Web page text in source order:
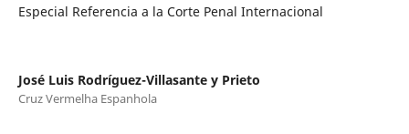
Especial Referencia a la Corte Penal Internacional
José Luis Rodríguez-Villasante y Prieto
Cruz Vermelha Espanhola